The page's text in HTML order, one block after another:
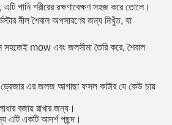
পানি শরীরের রক্ষণাবেক্ষণ সহজ করে তোলে।
নীল শৈবাল অপসারণের জন্য নিখুঁত, যা
সহজেই mow এবং জলসীমা তৈরি করে, শৈবাল
এর জলজ আগাছা ফসল কাটার যে কেউ চায়
বজায় রাখার জন্য।
একটি আদর্শ পছন্দ।